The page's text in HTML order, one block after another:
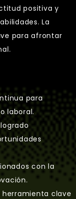
positiva y
La
para afrontar
para
laboral.
con la
herramienta clave